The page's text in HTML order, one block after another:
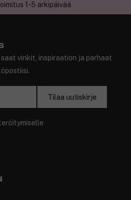
1-5 arkipäivää
vinkit, inspiraation ja parhaat
Tilaa uutiskirje